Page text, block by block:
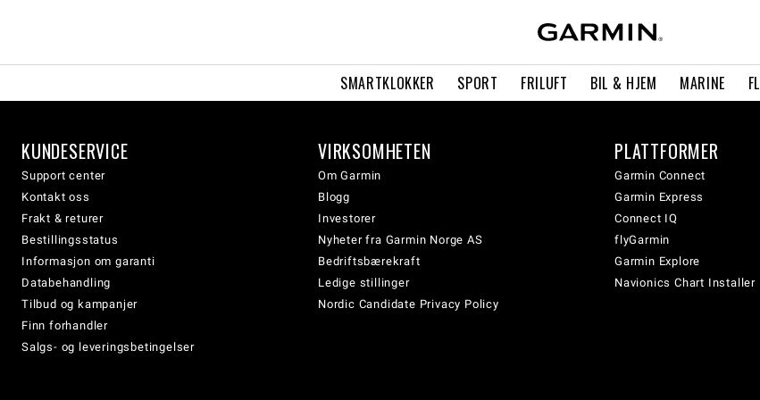
SMARTKLOKKER SPORT FRILUFT BIL & HJEM MARINE
KUNDESERVICE
Support center
Kontakt oss
Frakt & returer
Bestillingsstatus
Informasjon om garanti
Databehandling
Tilbud og kampanjer
Finn forhandler
Salgs- og leveringsbetingelser
VIRKSOMHETEN
Om Garmin
Blogg
Investorer
Nyheter fra Garmin Norge AS
Bedriftsbærekraft
Ledige stillinger
Nordic Candidate Privacy Policy
PLATTFORMER
Garmin Connect
Garmin Express
Connect IQ
flyGarmin
Garmin Explore
Navionics Chart Installer